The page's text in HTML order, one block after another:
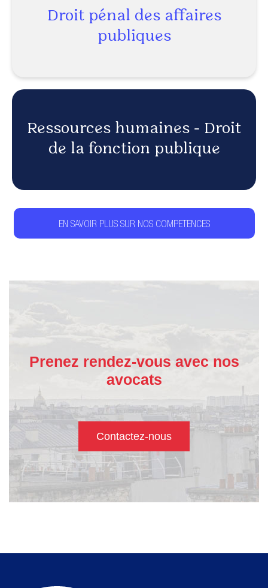
Droit pénal des affaires
publiques
Ressources humaines - Droit
de la fonction publique
EN SAVOIR PLUS SUR NOS COMPETENCES
Prenez rendez-vous avec nos
avocats
Contactez-nous